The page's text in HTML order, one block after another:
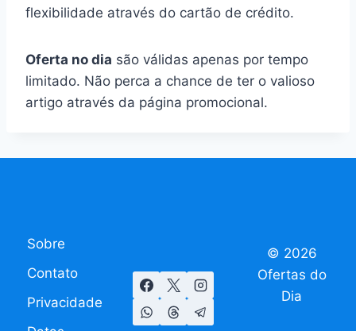
flexibilidade através do cartão de crédito.
Oferta no dia são válidas apenas por tempo
limitado. Não perca a chance de ter o valioso
artigo através da página promocional.
Sobre
Contato
Privacidade
© 2026
Ofertas do
Dia